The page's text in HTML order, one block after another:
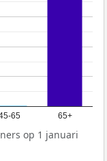
65 65+
op 1 januari